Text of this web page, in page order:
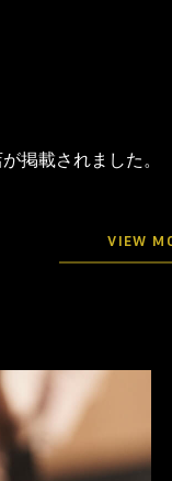
掲載されました。
VIEW